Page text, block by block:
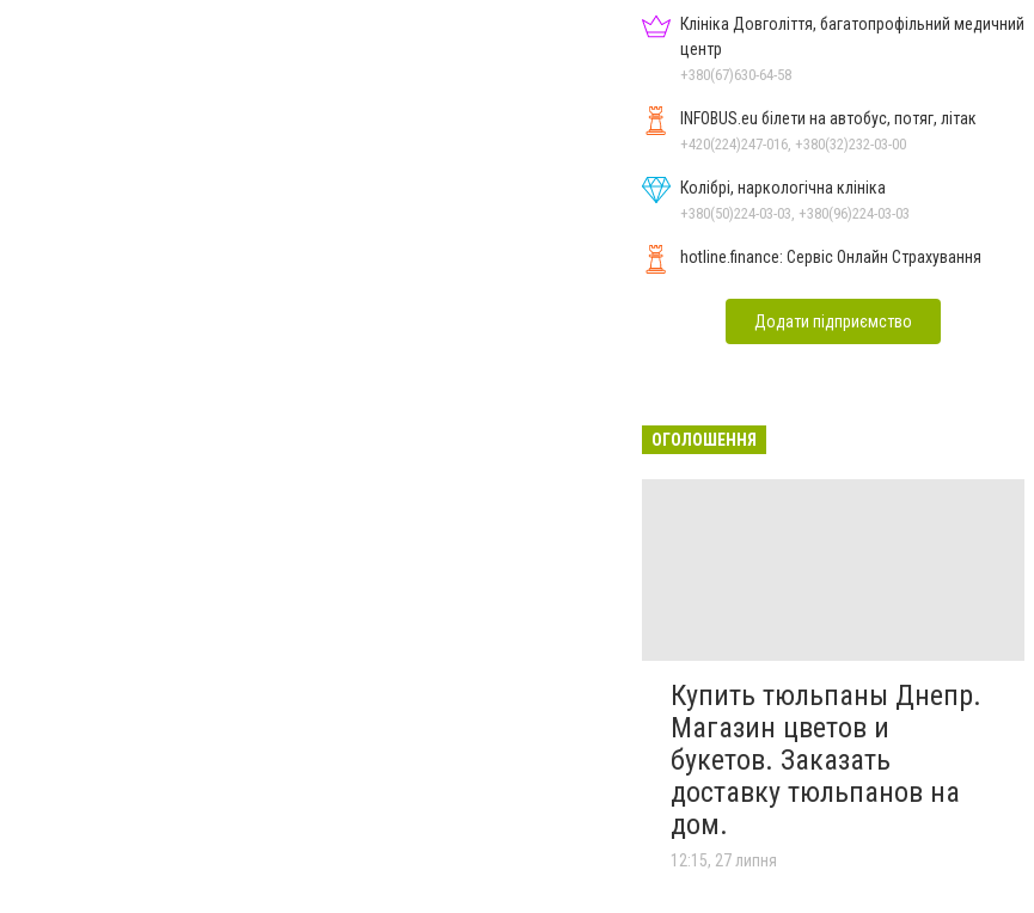
Клініка Довголіття, багатопрофільний медичний
центр
+380(67)630-64-58
INFOBUS.eu білети на автобус, потяг, літак
+420(224)247-016, +380(32)232-03-00
Колібрі, наркологічна клініка
+380(50)224-03-03, +380(96)224-03-03
hotline.finance: Сервіс Онлайн Страхування
Додати підприємство
ОГОЛОШЕННЯ
Купить тюльпаны Днепр.
Магазин цветов и
букетов. Заказать
доставку тюльпанов на
дом.
12:15, 27 липня